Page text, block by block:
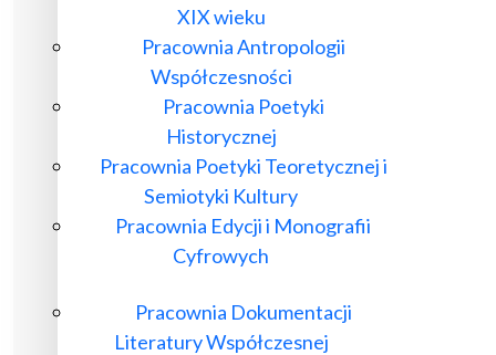
XIX wieku
Pracownia Antropologii
Współczesności
Pracownia Poetyki
Historycznej
Pracownia Poetyki Teoretycznej i
Semiotyki Kultury
Pracownia Edycji i Monografii
Cyfrowych
Pracownia Dokumentacji
Literatury Współczesnej